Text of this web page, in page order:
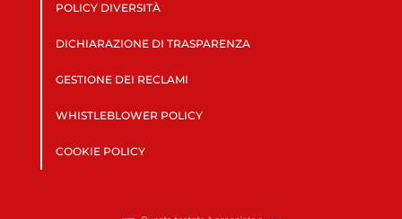
POLICY DIVERSITÀ
DICHIARAZIONE DI TRASPARENZA
GESTIONE DEI RECLAMI
WHISTLEBLOWER POLICY
COOKIE POLICY